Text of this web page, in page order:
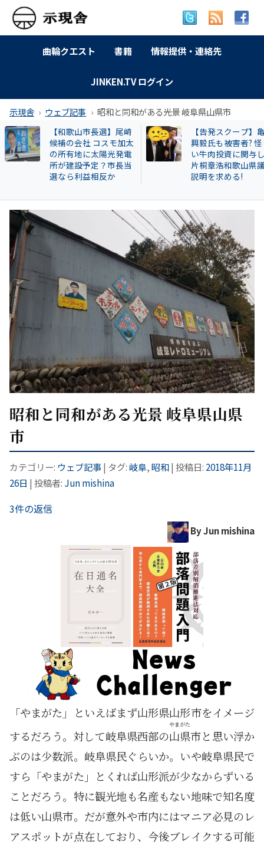
曲輪クエスト 書籍 情報提供・連絡先
JINKEN.TV ログイン
示現舎 ウェブ記事 昭和と同和がある光景 岐阜県山県市
【告発スクープ】亀田
興毅氏も被害者? 怪し
い牛肉投資に関与した
片桐章浩和歌山県議に
説明を求める!
【岐南町】セクハ
動その後 議員全員
〝謎ルール〟導入
会は混乱！現町長
撃すると…
昭和と同和がある光景 岐阜県山県
市
カテゴリー: ウェブ記事| タグ: 岐阜,昭和| 投稿日: 2018年11月
26日 | 投稿者: Jun mishina
3件の返信
By Jun mishina
「やまがた」といえばまず山形県山形市をイメージ
するだろう。対して岐阜県西部の山県
やまがた
市と思い浮か
ぶのは少数派。岐阜県民ぐらいか。いや岐阜県民で
すら「やまがた」とくれば山形派が少なからずいる
ことだろう。特に観光地も名産もない地味で知名度
は低い山県市。だが意外や市内にはマニア必見のレ
アスポットが点在しており、今後ブレイクする可能